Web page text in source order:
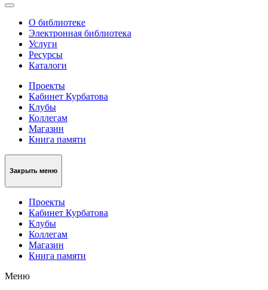
О библиотеке
Электронная библиотека
Услуги
Ресурсы
Каталоги
Проекты
Кабинет Курбатова
Клубы
Коллегам
Магазин
Книга памяти
Закрыть меню
Проекты
Кабинет Курбатова
Клубы
Коллегам
Магазин
Книга памяти
Меню